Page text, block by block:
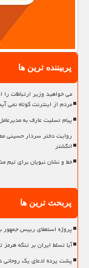
پربیننده ترین ها
می خواهید وزیر ارتباطات را
مردم از اینترنت کوتاه نمی
پیام تسلیت عارف به
روایت دختر سردار حسینی
انگشتر
خط و نشان نبویان برای تیم
پربحث ترین ها
پروژه استعفای رییس جمهور
آیا تسلط ایران بر تنگه
پشت پرده ادعای یک روحانی در رابطه با ۲۸ بار